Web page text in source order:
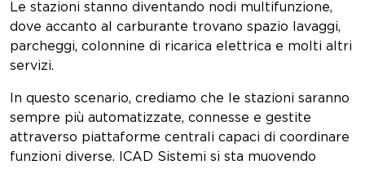
Le stazioni stanno diventando nodi multifunzione,
dove accanto al carburante trovano spazio lavaggi,
parcheggi, colonnine di ricarica elettrica e molti altri
servizi.
In questo scenario, crediamo che le stazioni saranno
sempre più automatizzate, connesse e gestite
attraverso piattaforme centrali capaci di coordinare
funzioni diverse. ICAD Sistemi si sta muovendo